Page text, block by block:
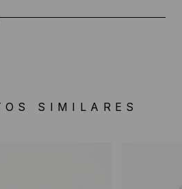
SIMILARES